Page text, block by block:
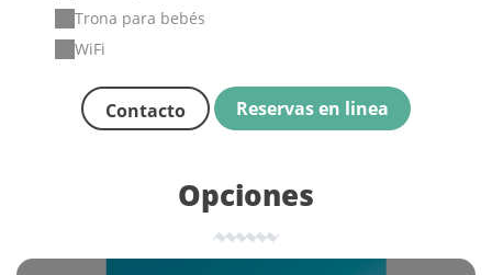
Trona para bebés
WiFi
Contacto Reservas en linea
Opciones